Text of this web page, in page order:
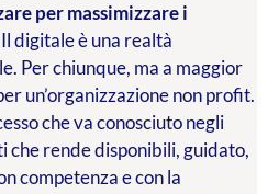
per massimizzare i
Il digitale è una realtà
Per chiunque, ma a maggior
un’organizzazione non profit.
che va conosciuto negli
che rende disponibili, guidato,
competenza e con la